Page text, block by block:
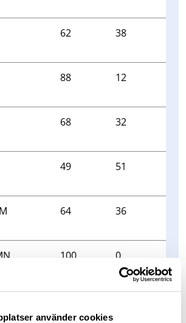
använder cookies
62 38
88 12
68 32
49 51
64 36
100 0